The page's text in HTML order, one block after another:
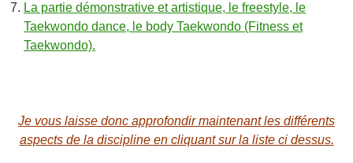
La partie démonstrative et artistique, le freestyle, le
Taekwondo dance, le body Taekwondo (Fitness et
Taekwondo).
Je vous laisse donc approfondir maintenant les différents
aspects de la discipline en cliquant sur la liste ci dessus.